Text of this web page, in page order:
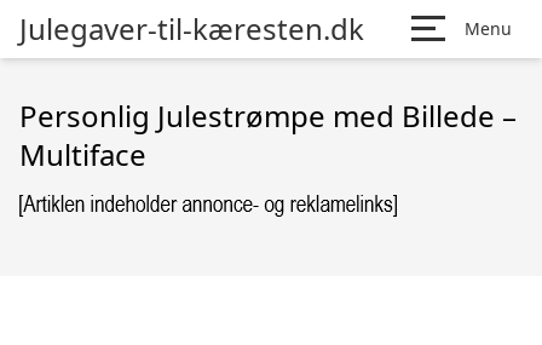
Julegaver-til-kæresten.dk Menu
Personlig Julestrømpe med Billede –
Multiface